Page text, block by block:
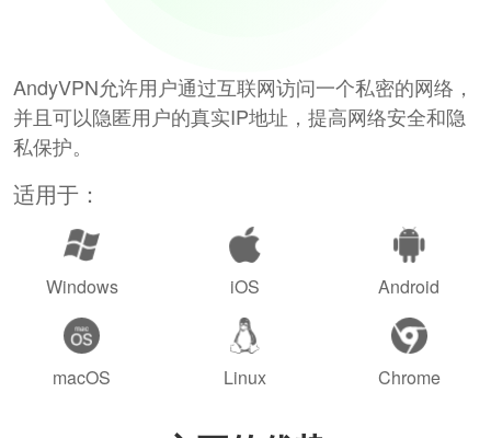
AndyVPN允许用户通过互联网访问一个私密的网络，
并且可以隐匿用户的真实IP地址，提高网络安全和隐
私保护。
适用于：
Windows iOS Android
macOS Linux Chrome